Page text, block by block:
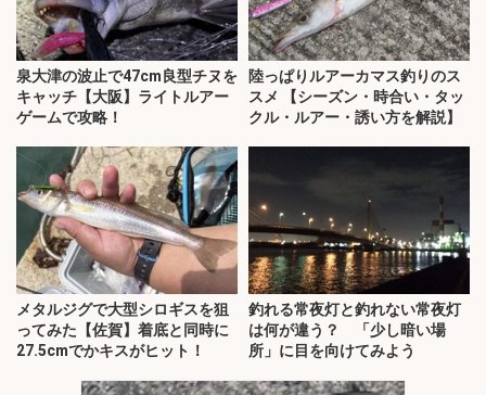
泉大津の波止で47cm良型チヌを
キャッチ【大阪】ライトルアー
ゲームで攻略！
陸っぱりルアーカマス釣りのス
スメ 【シーズン・時合い・タッ
クル・ルアー・誘い方を解説】
メタルジグで大型シロギスを狙
ってみた【佐賀】着底と同時に
27.5cmでかキスがヒット！
釣れる常夜灯と釣れない常夜灯
は何が違う？ 「少し暗い場
所」に目を向けてみよう